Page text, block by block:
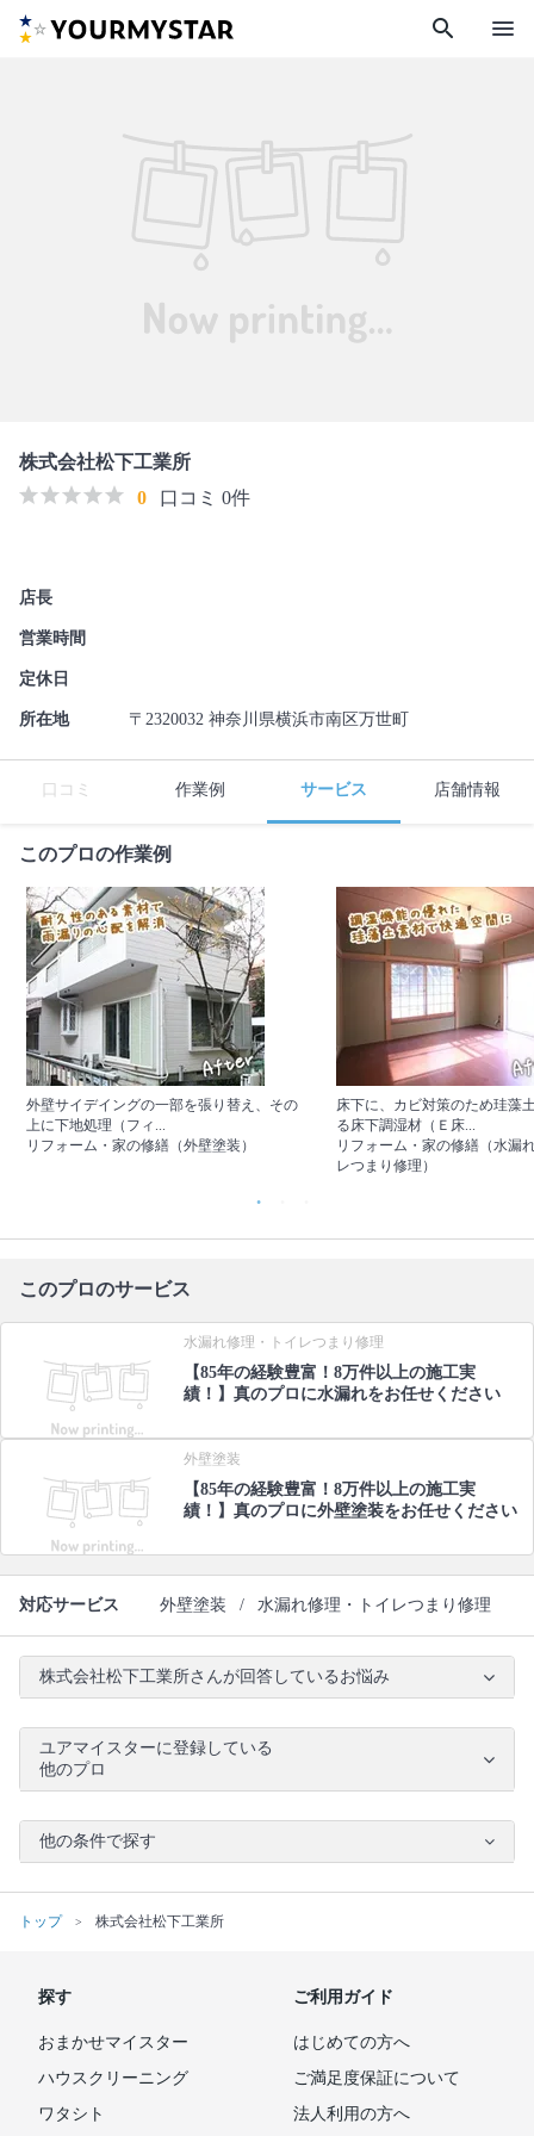
search menu
株式会社松下工業所
0
口コミ 0件
店長
営業時間
定休日
所在地 〒2320032 神奈川県横浜市南区万世町
口コミ 作業例 サービス 店舗情報
このプロの作業例
外壁サイデイングの一部を張り替え、その
上に下地処理（フィ...
リフォーム・家の修繕（外壁塗装）
床下に、カビ対策のため珪藻
る床下調湿材（Ｅ床...
リフォーム・家の修繕（水漏
レつまり修理）
このプロのサービス
水漏れ修理・トイレつまり修理
【85年の経験豊富！8万件以上の施工実
績！】真のプロに水漏れをお任せください
外壁塗装
【85年の経験豊富！8万件以上の施工実
績！】真のプロに外壁塗装をお任せください
対応サービス 外壁塗装 / 水漏れ修理・トイレつまり修理
株式会社松下工業所さんが回答しているお悩み
ユアマイスターに登録している
他のプロ
他の条件で探す
トップ 株式会社松下工業所
探す
おまかせマイスター
ハウスクリーニング
ワタシト
ご利用ガイド
はじめての方へ
ご満足度保証について
法人利用の方へ